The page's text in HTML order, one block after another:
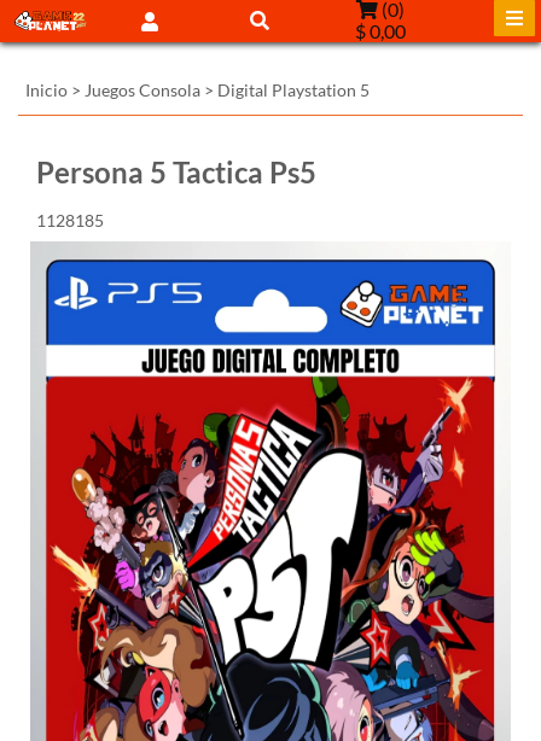
(0)
$ 0,00
Inicio > Juegos Consola > Digital Playstation 5
Persona 5 Tactica Ps5
1128185